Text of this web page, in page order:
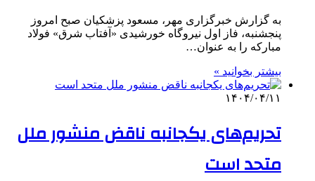
به گزارش خبرگزاری مهر، مسعود پزشکیان صبح امروز
پنجشنبه، فاز اول نیروگاه خورشیدی «آفتاب شرق» فولاد
مبارکه را به عنوان…
بیشتر بخوانید »
۱۴۰۴/۰۴/۱۱
تحریم‌های یکجانبه ناقض منشور ملل
متحد است